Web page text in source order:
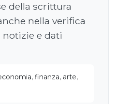
della scrittura
nella verifica
e dati
finanza, arte,